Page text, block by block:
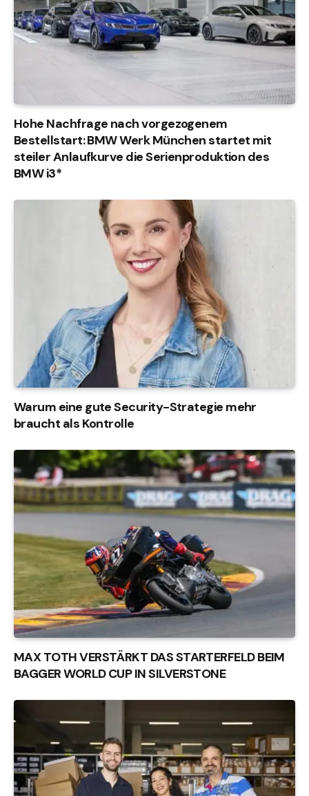
Hohe Nachfrage nach vorgezogenem
Bestellstart: BMW Werk München startet mit
steiler Anlaufkurve die Serienproduktion des
BMW i3*
Warum eine gute Security-Strategie mehr
braucht als Kontrolle
MAX TOTH VERSTÄRKT DAS STARTERFELD BEIM
BAGGER WORLD CUP IN SILVERSTONE